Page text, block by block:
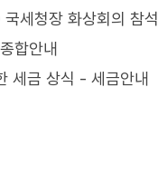
세청장 화상회의 참석
합안내
세금 상식 - 세금안내